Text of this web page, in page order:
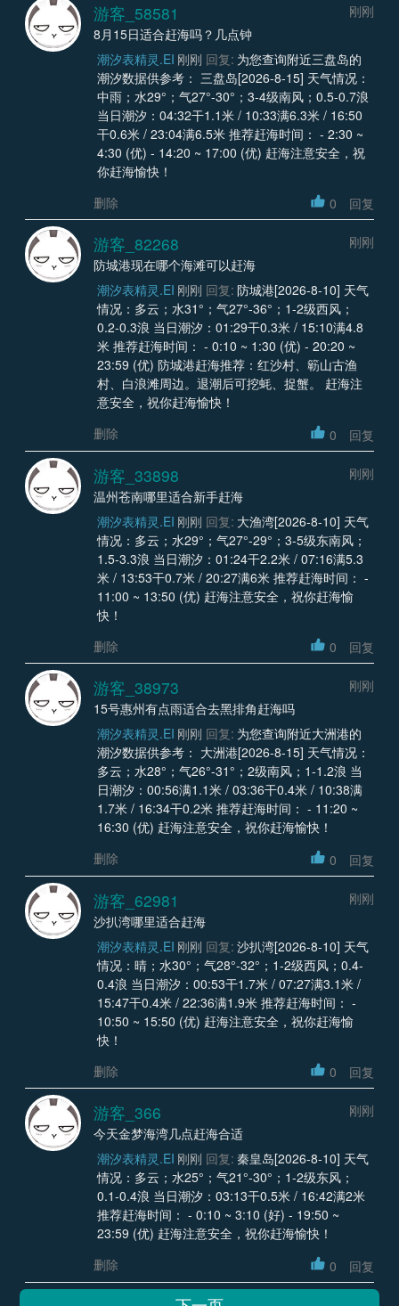
游客_58581
刚刚
8月15日适合赶海吗？几点钟
潮汐表精灵.EI 刚刚 回复: 为您查询附近三盘岛的
潮汐数据供参考： 三盘岛[2026-8-15] 天气情况：
中雨；水29°；气27°-30°；3-4级南风；0.5-0.7浪
当日潮汐：04:32干1.1米 / 10:33满6.3米 / 16:50
干0.6米 / 23:04满6.5米 推荐赶海时间： - 2:30 ~
4:30 (优) - 14:20 ~ 17:00 (优) 赶海注意安全，祝
你赶海愉快！
删除
0 回复
游客_82268
刚刚
防城港现在哪个海滩可以赶海
潮汐表精灵.EI 刚刚 回复: 防城港[2026-8-10] 天气
情况：多云；水31°；气27°-36°；1-2级西风；
0.2-0.3浪 当日潮汐：01:29干0.3米 / 15:10满4.8
米 推荐赶海时间： - 0:10 ~ 1:30 (优) - 20:20 ~
23:59 (优) 防城港赶海推荐：红沙村、簕山古渔
村、白浪滩周边。退潮后可挖蚝、捉蟹。 赶海注
意安全，祝你赶海愉快！
删除
0 回复
游客_33898
刚刚
温州苍南哪里适合新手赶海
潮汐表精灵.EI 刚刚 回复: 大渔湾[2026-8-10] 天气
情况：多云；水29°；气27°-29°；3-5级东南风；
1.5-3.3浪 当日潮汐：01:24干2.2米 / 07:16满5.3
米 / 13:53干0.7米 / 20:27满6米 推荐赶海时间： -
11:00 ~ 13:50 (优) 赶海注意安全，祝你赶海愉
快！
删除
0 回复
游客_38973
刚刚
15号惠州有点雨适合去黑排角赶海吗
潮汐表精灵.EI 刚刚 回复: 为您查询附近大洲港的
潮汐数据供参考： 大洲港[2026-8-15] 天气情况：
多云；水28°；气26°-31°；2级南风；1-1.2浪 当
日潮汐：00:56满1.1米 / 03:36干0.4米 / 10:38满
1.7米 / 16:34干0.2米 推荐赶海时间： - 11:20 ~
16:30 (优) 赶海注意安全，祝你赶海愉快！
删除
0 回复
游客_62981
刚刚
沙扒湾哪里适合赶海
潮汐表精灵.EI 刚刚 回复: 沙扒湾[2026-8-10] 天气
情况：晴；水30°；气28°-32°；1-2级西风；0.4-
0.4浪 当日潮汐：00:53干1.7米 / 07:27满3.1米 /
15:47干0.4米 / 22:36满1.9米 推荐赶海时间： -
10:50 ~ 15:50 (优) 赶海注意安全，祝你赶海愉
快！
删除
0 回复
游客_366
刚刚
今天金梦海湾几点赶海合适
潮汐表精灵.EI 刚刚 回复: 秦皇岛[2026-8-10] 天气
情况：多云；水25°；气21°-30°；1-2级东风；
0.1-0.4浪 当日潮汐：03:13干0.5米 / 16:42满2米
推荐赶海时间： - 0:10 ~ 3:10 (好) - 19:50 ~
23:59 (优) 赶海注意安全，祝你赶海愉快！
删除
0 回复